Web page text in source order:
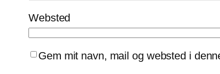
Websted
Gem mit navn, mail og websted i